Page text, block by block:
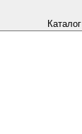
Каталог